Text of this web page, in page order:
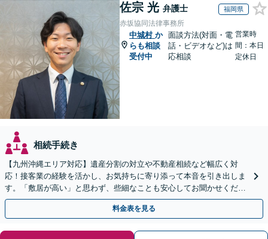
佐宗 光 弁護士 福岡県
赤坂協同法律事務所
中城村 か
らも相談
受付中
面談方法(対面・電
話・ビデオなど)は
応相談
営業時
間：本日
定休日
相続手続き
【九州沖縄エリア対応】遺産分割の対立や不動産相続など幅広く対
応！接客業の経験を活かし、お気持ちに寄り添って本音を引き出しま
す。「敷居が高い」と思わず、些細なことも安心してお聞かせくださ
い【初回相談無料】【夜間・休日相談可】
料金表を見る